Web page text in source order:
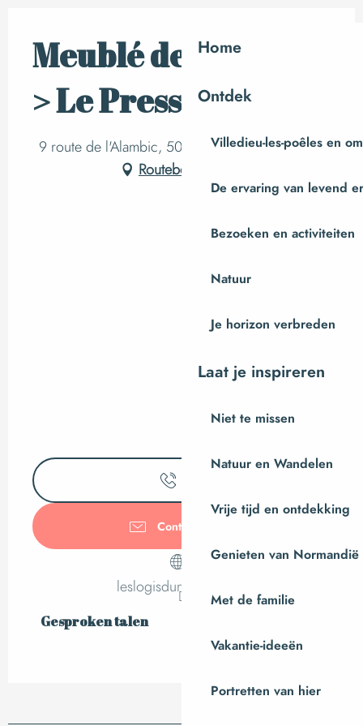
Home
Ontdek
Villedieu-les-poêles en
De ervaring van levend
Bezoeken en activiteiten
Natuur
Je horizon verbreden
Laat je inspireren
Niet te missen
Natuur en Wandelen
Vrije tijd en ontdekking
Genieten van Normandië
Met de familie
Vakantie-ideeën
Portretten van hier
Meublé de tourisme
> Le Pressoir
9 route de l'Alambic, 50800 Saint-Maur-des-Bois
Routebeschrijving
Contacteer ons
leslogisdumanoir.com
Gesproken talen
Gesproken talen